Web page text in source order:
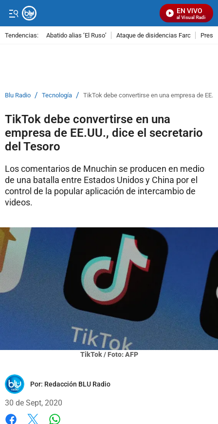
EN VIVO
Señal Visual Radio
Tendencias: Abatido alias ‘El Ruso’ Ataque de disidencias Farc
Blu Radio / Tecnología / TikTok debe convertirse en una empresa de
TikTok debe convertirse en una
empresa de EE.UU., dice el secretario
del Tesoro
Los comentarios de Mnuchin se producen en medio
de una batalla entre Estados Unidos y China por el
control de la popular aplicación de intercambio de
videos.
TikTok / Foto: AFP
Por: Redacción BLU Radio
30 de Sept, 2020